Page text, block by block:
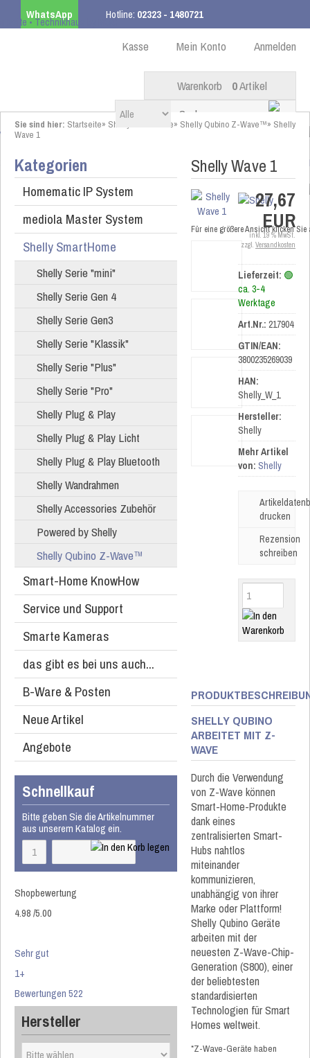
WhatsApp Hotline: 02323 - 1480721
ab 99,00 € innerhalb DE Anmelden
Mein Konto
Kasse
Warenkorb 0Artikel
Sie sind hier: Startseite» Shelly SmartHome» Shelly Qubino Z-Wave™» Shelly
Wave 1
Kategorien
Homematic IP System
mediola Master System
Shelly SmartHome
Shelly Serie "mini"
Shelly Serie Gen 4
Shelly Serie Gen3
Shelly Serie "Klassik"
Shelly Serie "Plus"
Shelly Serie "Pro"
Shelly Plug & Play
Shelly Plug & Play Licht
Shelly Plug & Play Bluetooth
Shelly Wandrahmen
Shelly Accessories Zubehör
Powered by Shelly
Shelly Qubino Z-Wave™
Smart-Home KnowHow
Service und Support
Smarte Kameras
das gibt es bei uns auch...
B-Ware & Posten
Neue Artikel
Angebote
Schnellkauf
Bitte geben Sie die Artikelnummer
aus unserem Katalog ein.
Shopbewertung
4.98/5.00
Sehr gut
1+
Bewertungen 522
Hersteller
Shelly Wave 1
Für eine größere Ansicht klicken
27,67
EUR
inkl. 19 % MwSt.
zzgl. Versandkosten
Lieferzeit: 🟢
ca. 3-4
Werktage
Art.Nr.: 217904
GTIN/EAN:
3800235269039
HAN:
Shelly_W_1
Hersteller:
Shelly
Mehr Artikel
von: Shelly
drucken
Rezension
schreiben
SHELLY QUBINO
ARBEITET MIT Z-
WAVE
Durch die Verwendung
von Z-Wave können
Smart-Home-Produkte
dank eines
zentralisierten Smart-
Hubs nahtlos
miteinander
kommunizieren,
unabhängig von ihrer
Marke oder Plattform!
Shelly Qubino Geräte
arbeiten mit der
neuesten Z-Wave-Chip-
Generation (S800), einer
der beliebtesten
standardisierten
Technologien für Smart
Homes weltweit.
*Z-Wave-Geräte haben